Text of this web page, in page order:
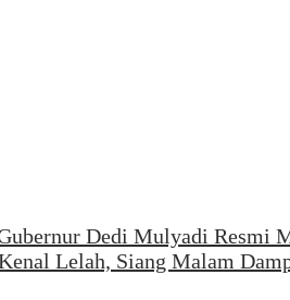
Dedi Mulyadi Resmi
Lelah, Siang Malam